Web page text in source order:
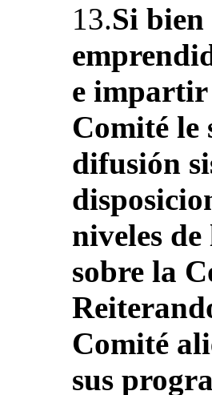
13.Si
e impartir
Comité le
difusión
niveles
sobre la
Comité
sus